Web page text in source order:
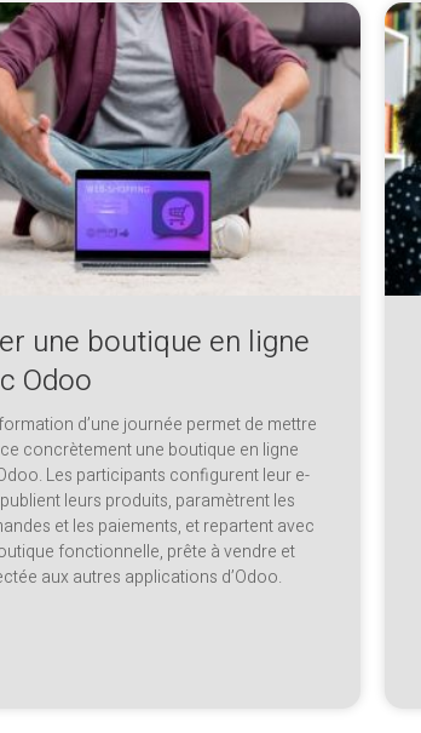
une boutique en ligne
Odoo
d’une journée permet de mettre
concrètement une boutique en ligne
Les participants configurent leur e-
leurs produits, paramètrent les
et les paiements, et repartent avec
fonctionnelle, prête à vendre et
aux autres applications d’Odoo.